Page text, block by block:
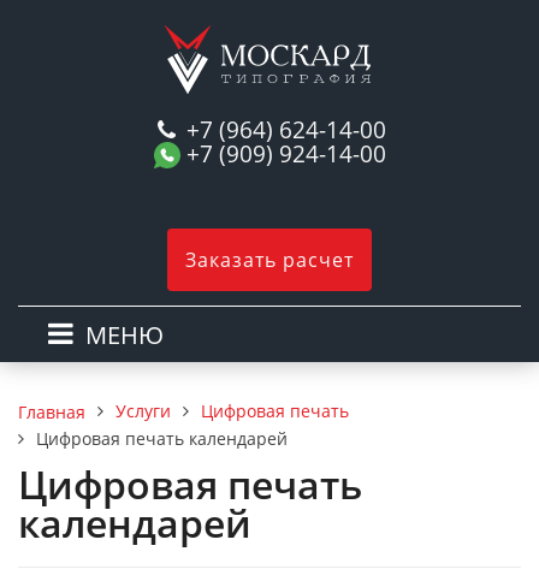
+7 (964) 624-14-00
+7 (909) 924-14-00
Заказать расчет
МЕНЮ
Главная Услуги
Цифровая печать
Цифровая печать календарей
Цифровая печать
календарей